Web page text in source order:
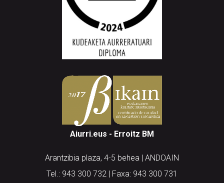
Aiurri.eus - Erroitz BM
Arantzibia plaza, 4-5 behea | ANDOAIN
Tel.: 943 300 732 | Faxa: 943 300 731